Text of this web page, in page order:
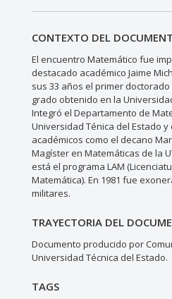
CONTEXTO DEL
El encuentro Matemático fue
destacado académico Jaime
sus 33 años el primer doctorado
grado obtenido en la
Integró el Departamento de
Universidad Ténica del Estado
académicos como el decano
Magíster en Matemáticas de la
está el programa LAM
Matemática). En 1981 fue
militares.
TRAYECTORIA DEL
Documento producido por
Universidad Técnica del Estado.
TAGS